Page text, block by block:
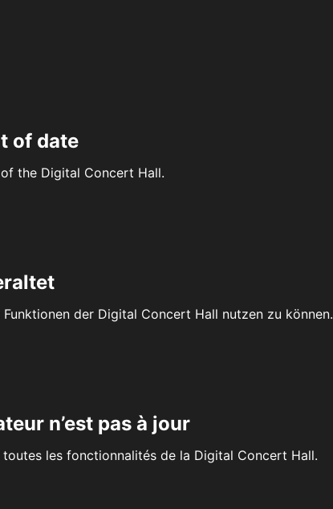
of date
the Digital Concert Hall.
der Digital Concert Hall nutzen zu können.
n’est pas à jour
les fonctionnalités de la Digital Concert Hall.